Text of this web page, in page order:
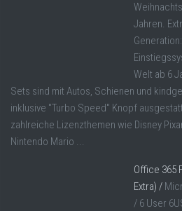
Jahren.
Welt ab 6
Sets sind mit Autos, Schienen und
inklusive "Turbo Speed" Knopf
zahlreiche Lizenzthemen wie Disney
Nintendo Mario ...
Office 365
Extra) /
/ 6 User